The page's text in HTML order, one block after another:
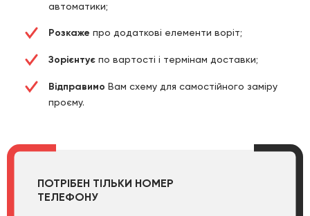
автоматики;
Розкаже про додаткові елементи воріт;
Зорієнтує по вартості і термінам доставки;
Відправимо Вам схему для самостійного заміру
проєму.
ПОТРІБЕН ТІЛЬКИ НОМЕР
ТЕЛЕФОНУ